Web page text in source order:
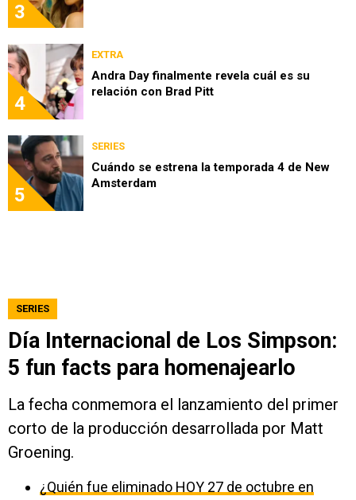
3
4
EXTRA
Andra Day finalmente revela cuál es su
relación con Brad Pitt
5
SERIES
Cuándo se estrena la temporada 4 de New
Amsterdam
SERIES
Día Internacional de Los Simpson:
5 fun facts para homenajearlo
La fecha conmemora el lanzamiento del primer
corto de la producción desarrollada por Matt
Groening.
¿Quién fue eliminado HOY 27 de octubre en